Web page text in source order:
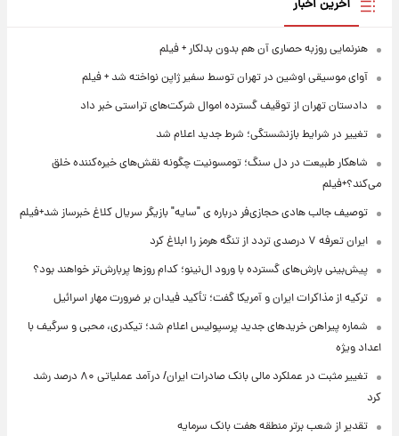
آخرین اخبار
هنرنمایی روزبه حصاری آن هم بدون بدلکار + فیلم
آوای موسیقی اوشین در تهران توسط سفیر ژاپن نواخته شد + فیلم
دادستان تهران از توقیف گسترده اموال شرکت‌های تراستی خبر داد
تغییر در شرایط بازنشستگی؛ شرط جدید اعلام شد
شاهکار طبیعت در دل سنگ؛ تومسونیت چگونه نقش‌های خیره‌کننده خلق
می‌کند؟+فیلم
توصیف جالب هادی حجازی‌فر درباره ی "سایه" بازیگر سریال کلاغ خبرساز شد+فیلم
ایران تعرفه ۷ درصدی تردد از تنگه هرمز را ابلاغ کرد
پیش‌بینی بارش‌های گسترده با ورود ال‌نینو؛ کدام روزها پربارش‌تر خواهند بود؟
ترکیه از مذاکرات ایران و آمریکا گفت؛ تأکید فیدان بر ضرورت مهار اسرائیل
شماره پیراهن خریدهای جدید پرسپولیس اعلام شد؛ تیکدری، محبی و سرگیف با
اعداد ویژه
تغییر مثبت در عملکرد مالی بانک صادرات ایران/ درآمد عملیاتی ۸۰ درصد رشد
کرد
تقدیر از شعب برتر منطقه هفت بانک سرمایه